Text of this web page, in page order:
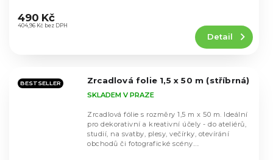
hodnocení
produktu
hvězdiček.
404,96 Kč bez DPH
490 Kč
Detail
BESTSELLER Zrcadlová folie 1,5 x 50 m (stříbrná)
SKLADEM V PRAZE
Zrcadlová fólie s rozměry 1,5 m x 50 m. Ideální
pro dekorativní a kreativní účely - do ateliérů,
studií, na svatby, plesy, večírky, otevírání
obchodů či fotografické scény....